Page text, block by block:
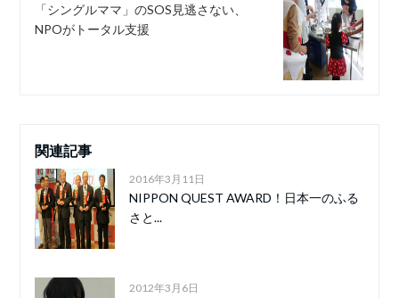
「シングルママ」のSOS見逃さない、
NPOがトータル支援
関連記事
2016年3月11日
NIPPON QUEST AWARD！日本一のふる
さと...
2012年3月6日